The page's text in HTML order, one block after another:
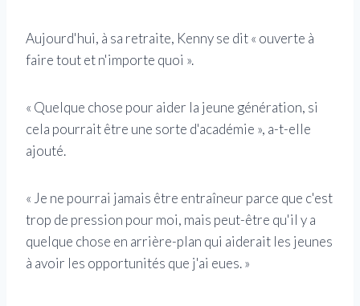
Aujourd'hui, à sa retraite, Kenny se dit « ouverte à
faire tout et n'importe quoi ».
« Quelque chose pour aider la jeune génération, si
cela pourrait être une sorte d'académie », a-t-elle
ajouté.
« Je ne pourrai jamais être entraîneur parce que c'est
trop de pression pour moi, mais peut-être qu'il y a
quelque chose en arrière-plan qui aiderait les jeunes
à avoir les opportunités que j'ai eues. »